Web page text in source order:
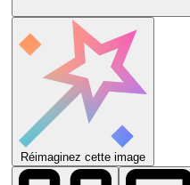
Réimaginez cette image